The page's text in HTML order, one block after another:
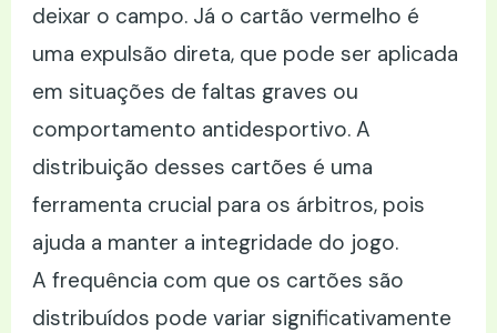
deixar o campo. Já o cartão vermelho é
uma expulsão direta, que pode ser aplicada
em situações de faltas graves ou
comportamento antidesportivo. A
distribuição desses cartões é uma
ferramenta crucial para os árbitros, pois
ajuda a manter a integridade do jogo.
A frequência com que os cartões são
distribuídos pode variar significativamente